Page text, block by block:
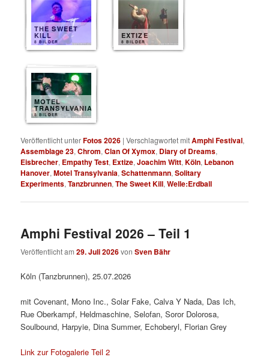
THE SWEET
KILL
8 BILDER
EXTIZE
8 BILDER
MOTEL
TRANSYLVANIA
8 BILDER
Veröffentlicht unterFotos 2026 |Verschlagwortet mitAmphi Festival,
Assemblage 23,Chrom,Clan Of Xymox, Diary of Dreams,
Eisbrecher, Empathy Test, Extize,Joachim Witt,Köln, Lebanon
Hanover,Motel Transylvania,Schattenmann,Solitary
Experiments,Tanzbrunnen,The Sweet Kill,Welle:Erdball
Amphi Festival 2026 – Teil 1
Veröffentlicht am29. Juli 2026vonSven Bähr
Köln (Tanzbrunnen), 25.07.2026
mit Covenant, Mono Inc., Solar Fake, Calva Y Nada, Das Ich,
Rue Oberkampf, Heldmaschine, Selofan, Soror Dolorosa,
Soulbound, Harpyie, Dina Summer, Echoberyl, Florian Grey
Link zur Fotogalerie Teil 2